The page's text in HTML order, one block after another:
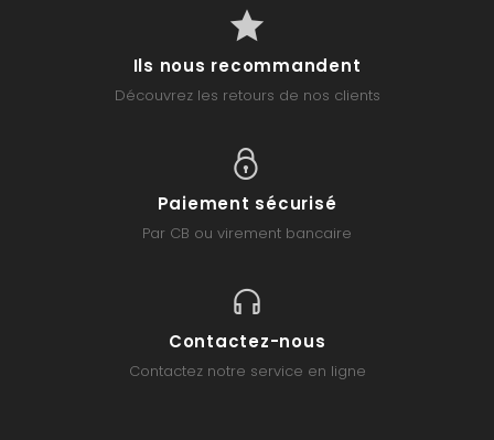
Ils nous recommandent
Découvrez les retours de nos clients
Paiement sécurisé
Par CB ou virement bancaire
Contactez-nous
Contactez notre service en ligne